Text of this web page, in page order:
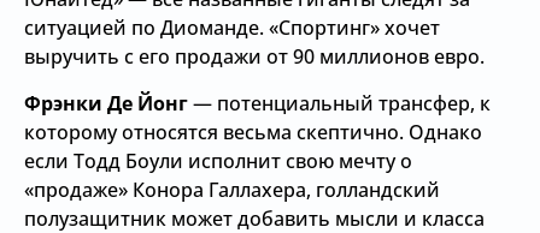
ситуацией по Диоманде. «Спортинг» хочет
выручить с его продажи от 90 миллионов евро.
Фрэнки Де Йонг— потенциальный трансфер, к
которому относятся весьма скептично. Однако
если Тодд Боули исполнит свою мечту о
«продаже» Конора Галлахера, голландский
полузащитник может добавить мысли и класса